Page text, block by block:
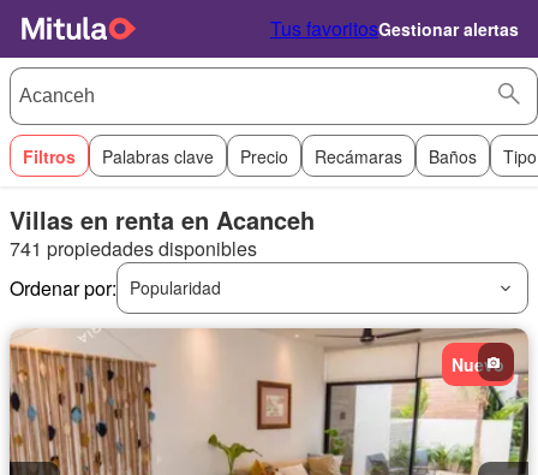
Tus favoritosGestionar alertas
Filtros Palabras clave Precio Recámaras Baños
Villas en renta en Acanceh
741 propiedades disponibles
Ordenar por:
Popularidad
Nuevo